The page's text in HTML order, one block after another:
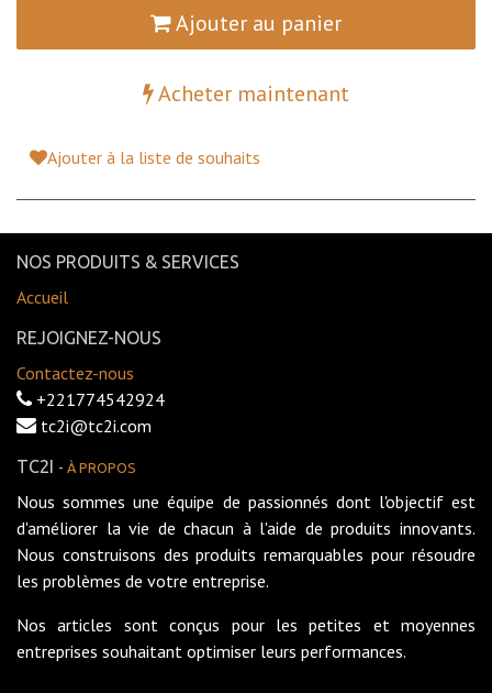
Ajouter au panier
Acheter maintenant
Ajouter à la liste de souhaits
NOS PRODUITS & SERVICES
Accueil
REJOIGNEZ-NOUS
Contactez-nous
+221774542924
tc2i@tc2i.com
TC2I - À PROPOS
Nous sommes une équipe de passionnés dont l'objectif est
d'améliorer la vie de chacun à l'aide de produits innovants.
Nous construisons des produits remarquables pour résoudre
les problèmes de votre entreprise.
Nos articles sont conçus pour les petites et moyennes
entreprises souhaitant optimiser leurs performances.